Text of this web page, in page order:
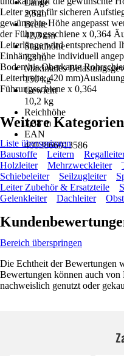
Länge
2,5 m
Breite
42,3 cm
Standhöhe
7,3 m
Maximales
150 kg
Gewicht
10,2 kg
Reichhöhe
3,38 m
EAN
4003866013586
Leiter sorgt für sicheren
gewünschte Höhe angepasst
der Führungsschiene x 0,364
Leiterlänge wird entsprechend
Einhängehöhe individuell
Boden bis Oberkante
Leiterbreite: 420
Führungsschiene x 0,364
Weitere Kategorien
Liste überspringen
Baustoffe
Leitern
Holzleiter
Mehrzweckleiter
Schiebeleiter
Seilzugleiter
Leiter Zubehör & Ersatzteile
Gelenkleiter
Dachleiter
Bereich überspringen
Die Echtheit der Bewertungen
Bewertungen können auch
nachweislich genutzt oder